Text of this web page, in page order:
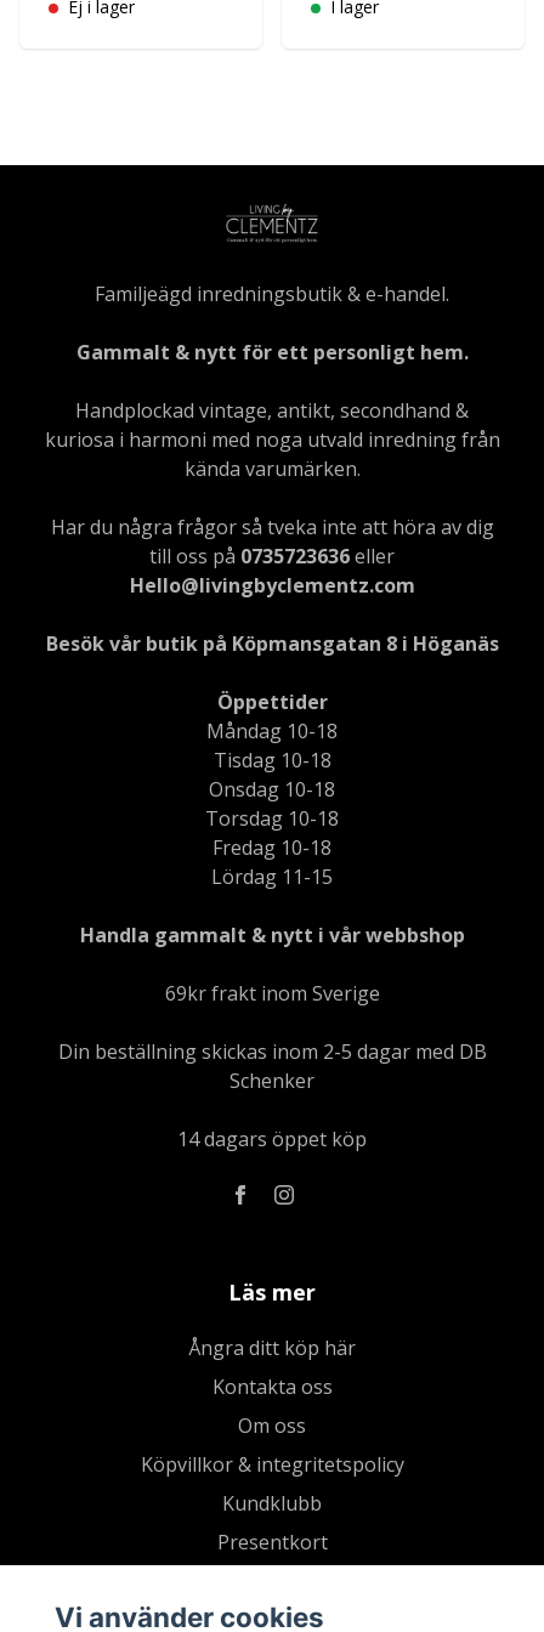
Ej i lager I lager
Familjeägd inredningsbutik & e-handel.
Gammalt & nytt för ett personligt hem.
Handplockad vintage, antikt, secondhand &
kuriosa i harmoni med noga utvald inredning från
kända varumärken.
Har du några frågor så tveka inte att höra av dig
till oss på 0735723636eller
Hello@livingbyclementz.com
Besök vår butik på Köpmansgatan 8 i Höganäs
Öppettider
Måndag 10-18
Tisdag 10-18
Onsdag 10-18
Torsdag 10-18
Fredag 10-18
Lördag 11-15
Handla gammalt & nytt i vår webbshop
69kr frakt inom Sverige
Din beställning skickas inom 2-5 dagar med DB
Schenker
14 dagars öppet köp
Läs mer
Ångra ditt köp här
Kontakta oss
Om oss
Köpvillkor & integritetspolicy
Kundklubb
Presentkort
Vi använder cookies